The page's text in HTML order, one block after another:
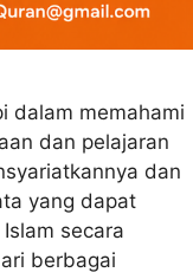
dalam memahami
dan pelajaran
dan
yang dapat
secara
berbagai